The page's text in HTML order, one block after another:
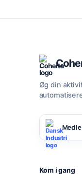
Øg din
Kom i gang